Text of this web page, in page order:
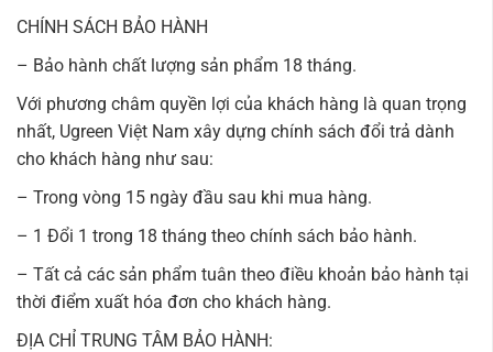
CHÍNH SÁCH BẢO HÀNH
– Bảo hành chất lượng sản phẩm 18 tháng.
Với phương châm quyền lợi của khách hàng là quan trọng
nhất, Ugreen Việt Nam xây dựng chính sách đổi trả dành
cho khách hàng như sau:
– Trong vòng 15 ngày đầu sau khi mua hàng.
– 1 Đổi 1 trong 18 tháng theo chính sách bảo hành.
– Tất cả các sản phẩm tuân theo điều khoản bảo hành tại
thời điểm xuất hóa đơn cho khách hàng.
ĐỊA CHỈ TRUNG TÂM BẢO HÀNH: